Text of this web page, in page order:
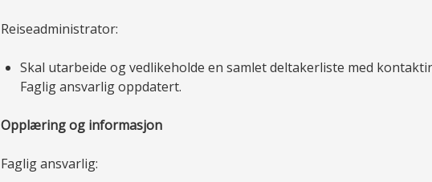
Reiseadministrator:
Skal utarbeide og vedlikeholde en samlet deltakerliste med
Faglig ansvarlig oppdatert.
Opplæring og informasjon
Faglig ansvarlig: